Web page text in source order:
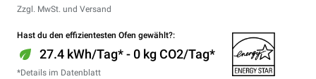
Zzgl. MwSt. und Versand
Hast du den effizientesten Ofen gewählt?:
27.4 kWh/Tag* - 0 kg CO2/Tag*
*Details im Datenblatt